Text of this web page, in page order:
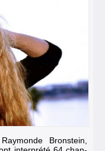
Bron­stein,